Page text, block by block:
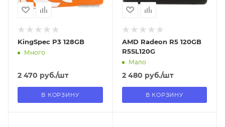
KingSpec P3 128GB
Много
2 470 руб./шт
В КОРЗИНУ
AMD Radeon R5 120GB
R5SL120G
Мало
2 480 руб./шт
В КОРЗИНУ